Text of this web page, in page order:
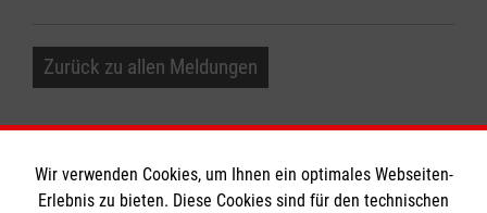
Zurück zu allen Meldungen
Wir verwenden Cookies, um Ihnen ein optimales Webseiten-
Erlebnis zu bieten. Diese Cookies sind für den technischen